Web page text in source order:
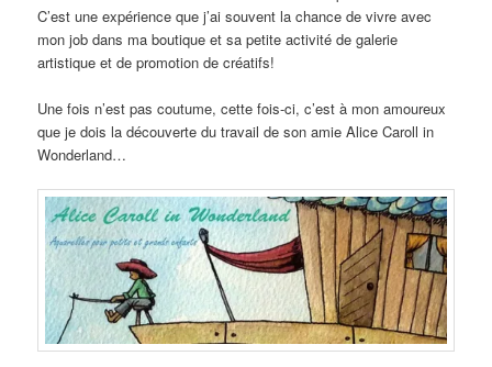
C’est une expérience que j’ai souvent la chance de vivre avec
mon job dans ma boutique et sa petite activité de galerie
artistique et de promotion de créatifs!
Une fois n’est pas coutume, cette fois-ci, c’est à mon amoureux
que je dois la découverte du travail de son amie Alice Caroll in
Wonderland…